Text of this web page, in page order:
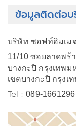
ข้อมูลติดต่อบ
บริษัท ซอฟท์อิมเม
11/10 ซอยลาดพร้
บางกะปิ กรุงเทพม
เขตบางกะปิ กรุงเ
Tel :089-1661296